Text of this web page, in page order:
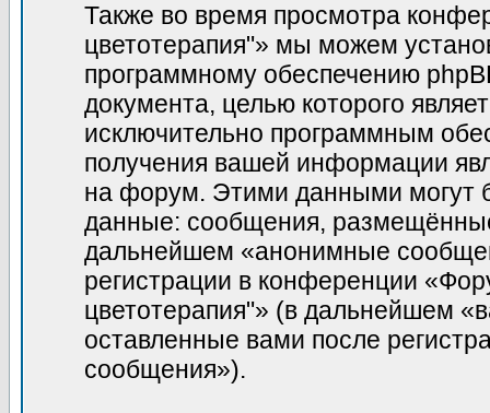
Также во время просмотра
цветотерапия"» мы можем
программному обеспечению
документа, целью которого
исключительно программным
получения вашей информации
на форум. Этими данными могут
данные: сообщения,
дальнейшем «анонимные
регистрации в конференции
цветотерапия"» (в дальнейшем
оставленные вами после
сообщения»).